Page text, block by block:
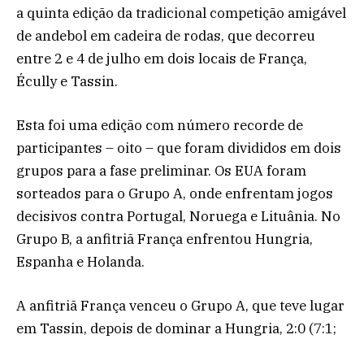
a quinta edição da tradicional competição amigável
de andebol em cadeira de rodas, que decorreu
entre 2 e 4 de julho em dois locais de França,
Écully e Tassin.
Esta foi uma edição com número recorde de
participantes – oito – que foram divididos em dois
grupos para a fase preliminar. Os EUA foram
sorteados para o Grupo A, onde enfrentam jogos
decisivos contra Portugal, Noruega e Lituânia. No
Grupo B, a anfitriã França enfrentou Hungria,
Espanha e Holanda.
A anfitriã França venceu o Grupo A, que teve lugar
em Tassin, depois de dominar a Hungria, 2:0 (7:1;